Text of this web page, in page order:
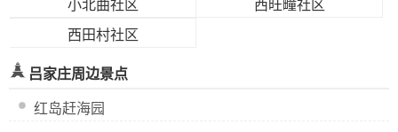
小北曲社区
西旺疃社区
西田村社区
吕家庄周边景点
红岛赶海园